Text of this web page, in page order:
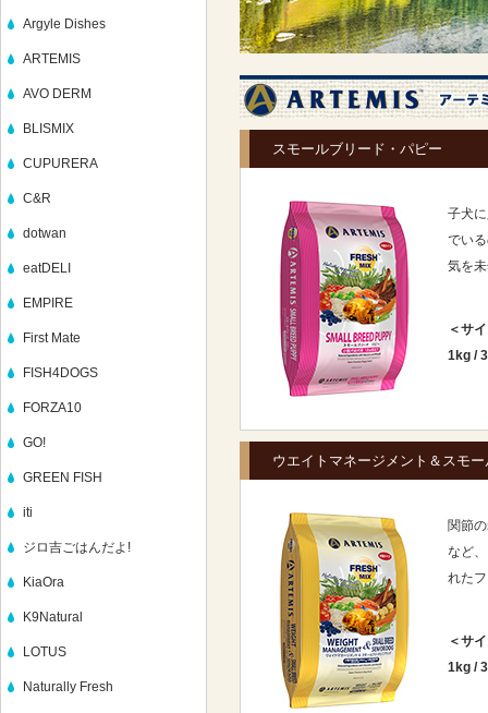
Argyle Dishes
ARTEMIS
AVO DERM
BLISMIX
CUPURERA
C&R
dotwan
eatDELI
EMPIRE
First Mate
FISH4DOGS
FORZA10
GO!
GREEN FISH
iti
ジロ吉ごはんだよ!
KiaOra
K9Natural
LOTUS
Naturally Fresh
スモールブリード・パピー
子犬
でい
気を
＜サ
1kg /
ウエイトマネージメント＆スモ
関節
など
れた
＜サ
1kg /